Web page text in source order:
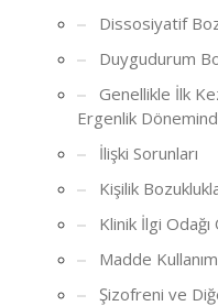
Dissosiyatif
Duygudurum
Genellikle İlk
Ergenlik
İlişki Sorunları
Kişilik
Klinik İlgi
Madde
Şizofreni ve